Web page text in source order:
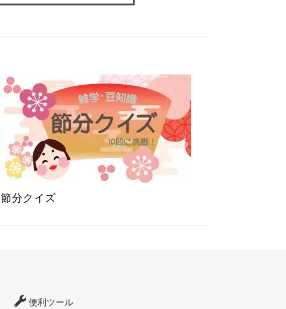
節分クイズ
便利ツール